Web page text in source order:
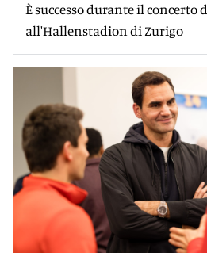
È successo durante il
all'Hallenstadion di Zurigo